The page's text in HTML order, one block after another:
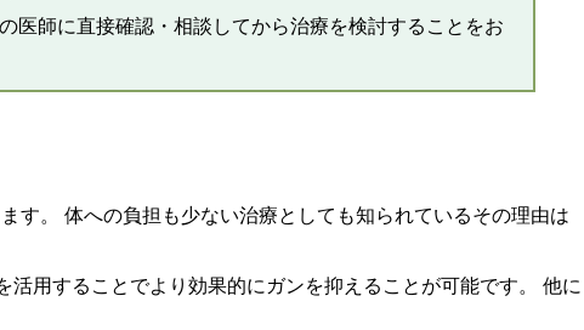
医師に直接確認・相談してから治療を検討することをお
す。 体への負担も少ない治療としても知られているその理由は
用することでより効果的にガンを抑えることが可能です。 他に